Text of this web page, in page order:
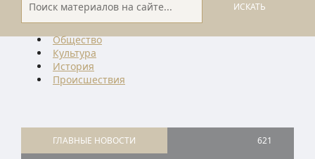
ИСКАТЬ
Общество
Культура
История
Проиcшествия
ГЛАВНЫЕ НОВОСТИ 621